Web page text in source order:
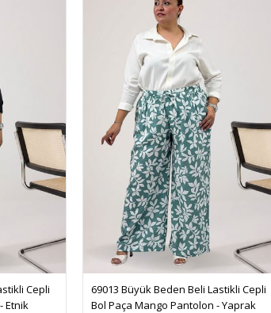
Cepli
Etnik
69013 Büyük Beden Beli Lastikli Cepli
Bol Paça Mango Pantolon - Yaprak